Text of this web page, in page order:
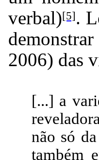
verbal)[5].
demonstrar
2006) das
[...] a
não só
também